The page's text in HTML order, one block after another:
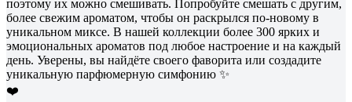
поэтому их можно смешивать. Попробуйте смешать с другим,
более свежим ароматом, чтобы он раскрылся по-новому в
уникальном миксе. В нашей коллекции более 300 ярких и
эмоциональных ароматов под любое настроение и на каждый
день. Уверены, вы найдёте своего фаворита или создадите
уникальную парфюмерную симфонию ✨
❤️